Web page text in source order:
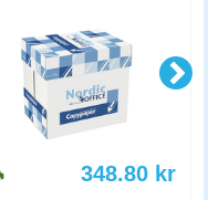
348.80 kr